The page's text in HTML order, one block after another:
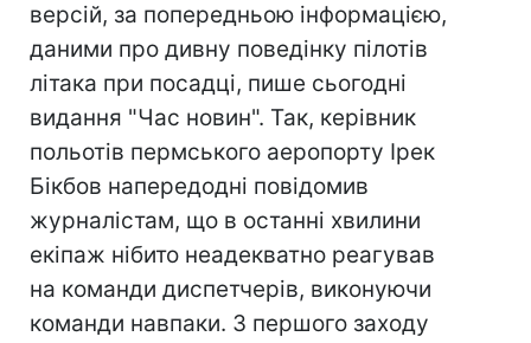
версій, за попередньою інформацією,
даними про дивну поведінку пілотів
літака при посадці, пише сьогодні
видання "Час новин". Так, керівник
польотів пермського аеропорту Ірек
Бікбов напередодні повідомив
журналістам, що в останні хвилини
екіпаж нібито неадекватно реагував
на команди диспетчерів, виконуючи
команди навпаки. З першого заходу